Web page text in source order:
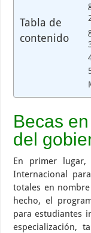
Tabla de
contenido
Becas
del
En primer lugar,
Internacional
totales en
hecho, el
para estudiantes
especialización,